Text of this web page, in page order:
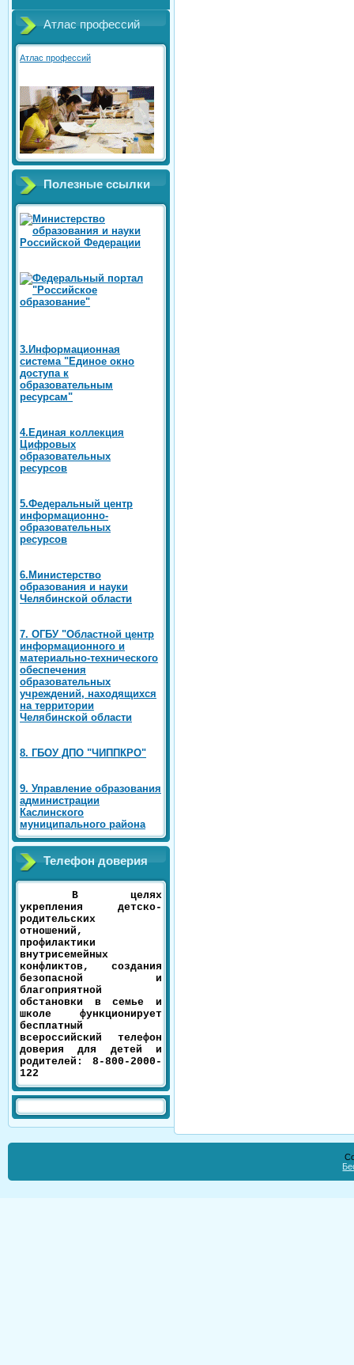
Атлас профессий
Атлас профессий
Полезные ссылки
3.Информационная
система "Единое окно
доступа к
образовательным
ресурсам"
4.Единая коллекция
Цифровых
образовательных
ресурсов
5.Федеральный центр
информационно-
образовательных
ресурсов
6.Министерство
образования и науки
Челябинской области
7. ОГБУ "Областной центр
информационного и
материально-технического
обеспечения
образовательных
учреждений, находящихся
на территории
Челябинской области
8. ГБОУ ДПО "ЧИППКРО"
9. Управление образования
администрации
Каслинского
муниципального района
Телефон доверия
В целях
укрепления детско-
родительских
отношений,
профилактики
внутрисемейных
конфликтов, создания
безопасной и
благоприятной
обстановки в семье и
школе функционирует
бесплатный
всероссийский телефон
доверия для детей и
родителей: 8-800-2000-
122